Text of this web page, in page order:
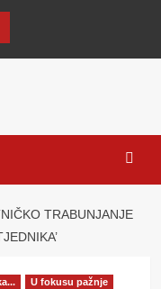
TRABUNJANJE
U fokusu pažnje